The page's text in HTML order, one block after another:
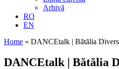
Arhivă
RO
EN
Home » DANCEtalk | Bătălia
DANCEtalk | Bătălia